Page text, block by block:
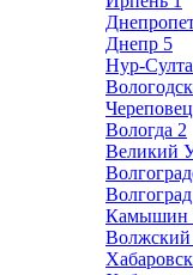
Днепр 5
Нур-
Череповец
Вологда 2
Великий
Волгоград
Камышин
Волжский